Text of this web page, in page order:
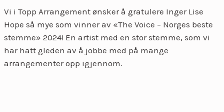
Vi i Topp Arrangement ønsker å gratulere Inger Lise
Hope så mye som vinner av «The Voice – Norges beste
stemme» 2024! En artist med en stor stemme, som vi
har hatt gleden av å jobbe med på mange
arrangementer opp igjennom.